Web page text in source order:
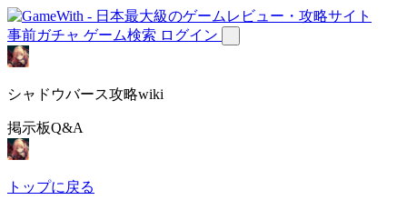
事前ガチャ ゲーム検索 ログイン
シャドウバース攻略wiki
掲示板Q&A
トップに戻る